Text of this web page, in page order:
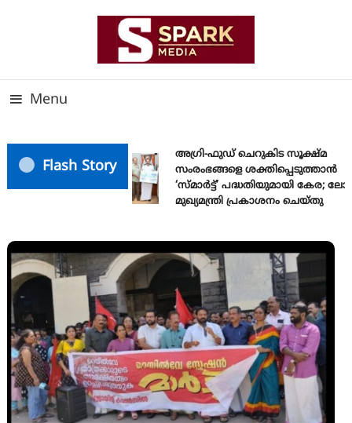
Menu
Flash Story
അഗ്രി-ഫുഡ് ചെറുകിട സൂക്ഷ്മ
സംരംഭങ്ങളെ ശക്തിപ്പെടുത്താന്‍
‘സ്മാര്‍ട്ട്’ പദ്ധതിയുമായി കേര;
മുഖ്യമന്ത്രി പ്രകാശനം ചെയ്തു